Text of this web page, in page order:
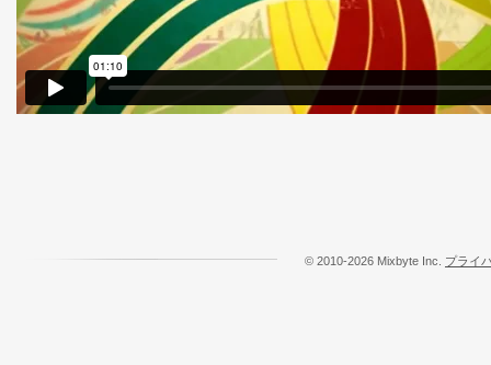
© 2010-2026 Mixbyte Inc. プライ